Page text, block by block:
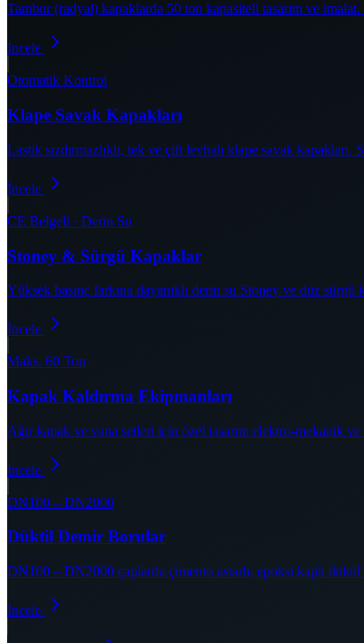
Tambur (radyal) kapaklarda 50 ton kapasiteli tasarım ve
İncele
Otomatik Kontrol
Klape Savak Kapakları
Lastik sızdırmazlıklı, tek ve çift levhalı klape savak
İncele
CE Belgeli · Derin Su
Stoney & Sürgü Kapaklar
Yüksek basınç farkına dayanıklı derin su Stoney ve düz
İncele
Maks. 60 Ton
Kapak Kaldırma Ekipmanları
Ağır kapak ve vana setleri için özel tasarım elektro-mekanik
İncele
DN100 – DN2000
Düktil Demir Borular
DN100 – DN2000 çaplarda çimento astarlı, epoksi kaplı
İncele